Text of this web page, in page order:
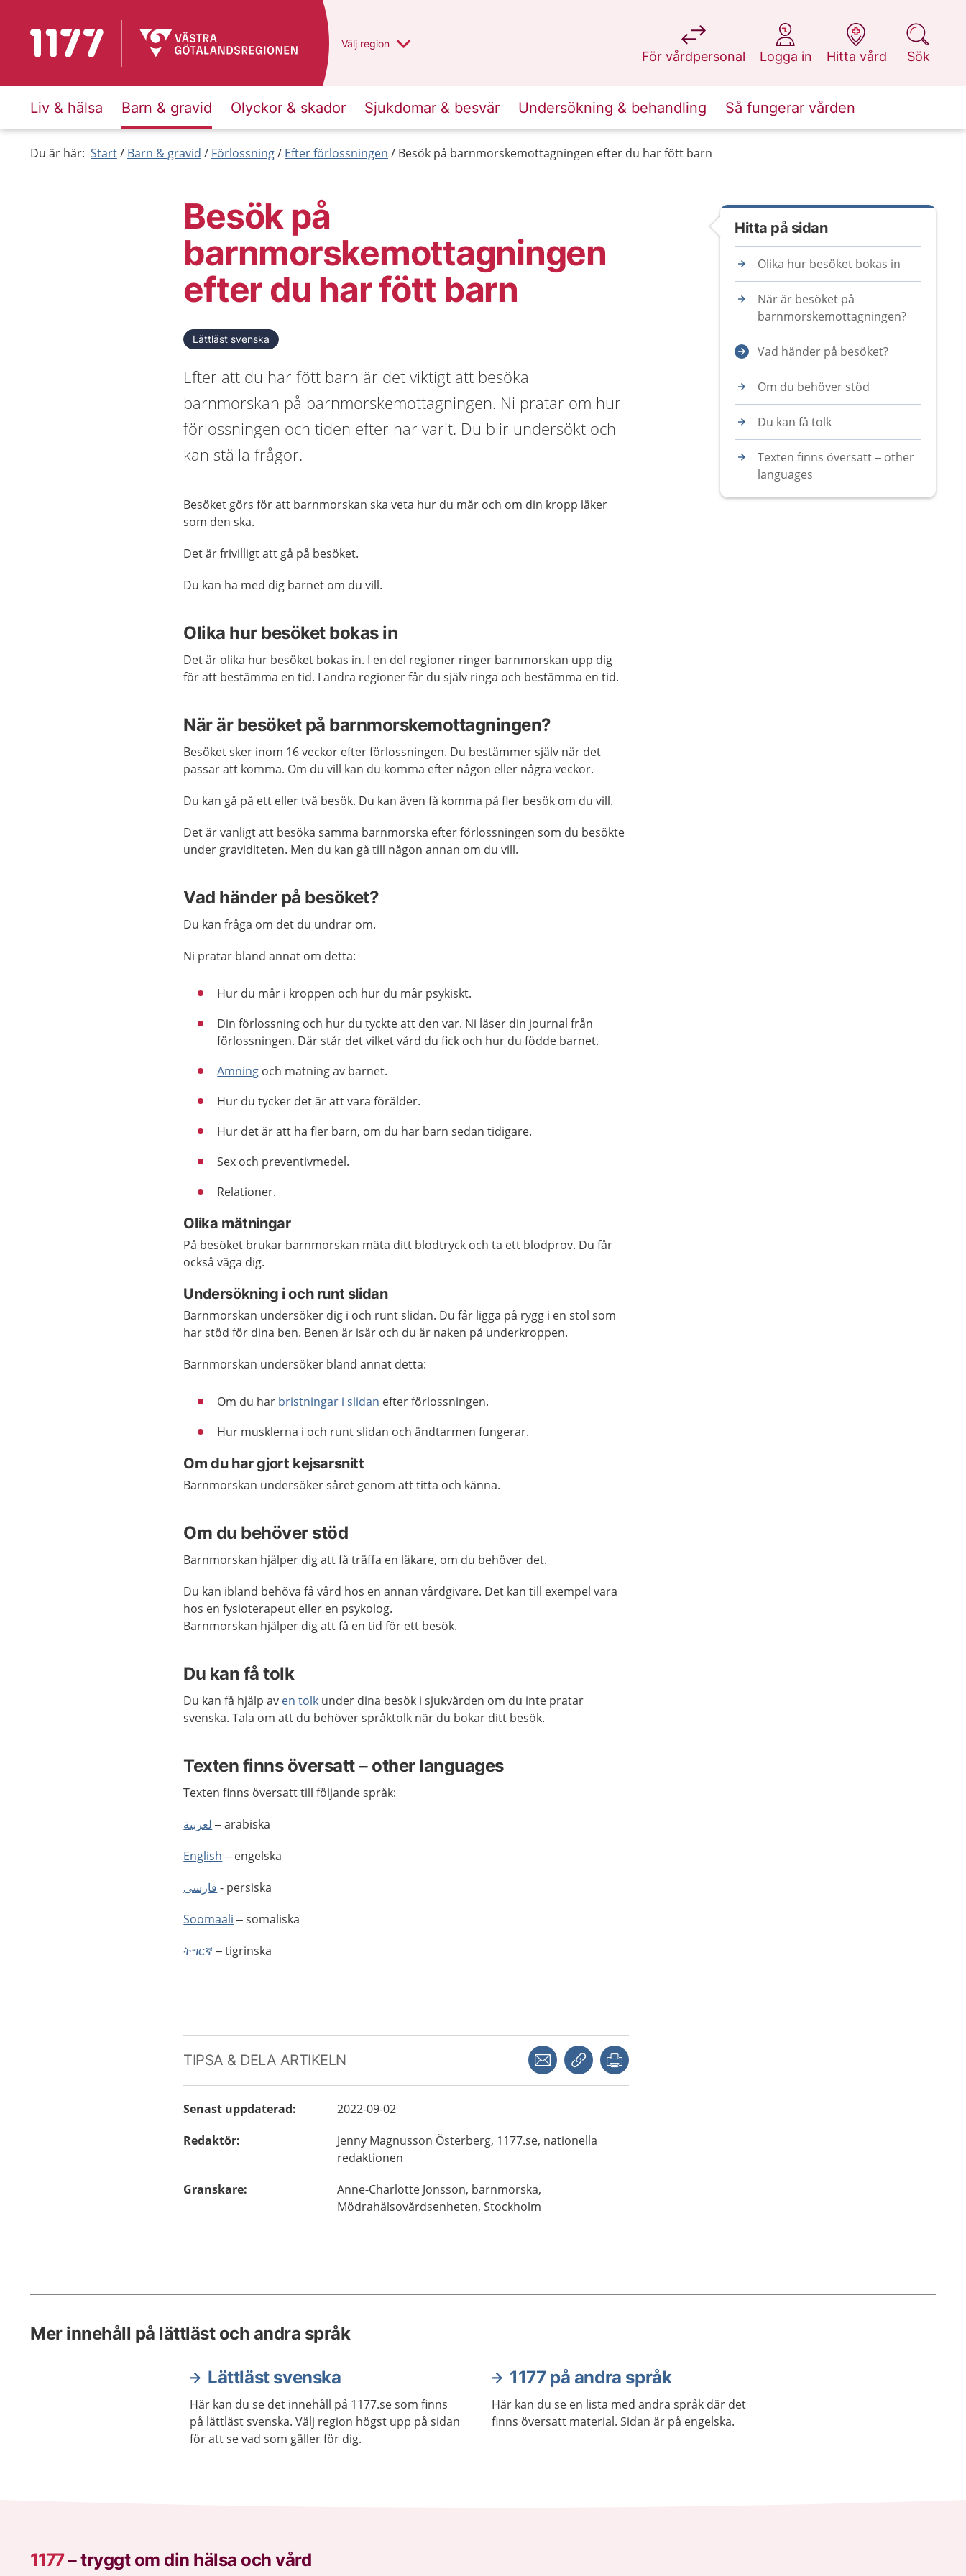
Till startsidan för 1177 Du har valt region
Välj en annan
region
För vårdpersonal
på 1177.se
Logga in
på 1177.se
Hitta vård
på 1177.se
Sök
på 1177.se
Liv & hälsa Barn & gravid Olyckor & skador Sjukdomar & besvär Undersökning & behandling Så fungerar vården
Du är här: Start Barn & gravid Förlossning Efter förlossningen Besök på barnmorskemottagningen efter du har fött barn
Besök på
barnmorskemottagningen
efter du har fött barn
Lättläst svenska
Efter att du har fött barn är det viktigt att besöka
barnmorskan på barnmorskemottagningen. Ni pratar om hur
förlossningen och tiden efter har varit. Du blir undersökt och
kan ställa frågor.
Besöket görs för att barnmorskan ska veta hur du mår och om din kropp läker
som den ska.
Det är frivilligt att gå på besöket.
Du kan ha med dig barnet om du vill.
Olika hur besöket bokas in
Det är olika hur besöket bokas in. I en del regioner ringer barnmorskan upp dig
för att bestämma en tid. I andra regioner får du själv ringa och bestämma en tid.
När är besöket på barnmorskemottagningen?
Besöket sker inom 16 veckor efter förlossningen. Du bestämmer själv när det
passar att komma. Om du vill kan du komma efter någon eller några veckor.
Du kan gå på ett eller två besök. Du kan även få komma på fler besök om du vill.
Det är vanligt att besöka samma barnmorska efter förlossningen som du besökte
under graviditeten. Men du kan gå till någon annan om du vill.
Vad händer på besöket?
Du kan fråga om det du undrar om.
Ni pratar bland annat om detta:
Hur du mår i kroppen och hur du mår psykiskt.
Din förlossning och hur du tyckte att den var. Ni läser din journal från
förlossningen. Där står det vilket vård du fick och hur du födde barnet.
Amning och matning av barnet.
Hur du tycker det är att vara förälder.
Hur det är att ha fler barn, om du har barn sedan tidigare.
Sex och preventivmedel.
Relationer.
Olika mätningar
På besöket brukar barnmorskan mäta ditt blodtryck och ta ett blodprov. Du får
också väga dig.
Undersökning i och runt slidan
Barnmorskan undersöker dig i och runt slidan. Du får ligga på rygg i en stol som
har stöd för dina ben. Benen är isär och du är naken på underkroppen.
Barnmorskan undersöker bland annat detta:
Om du har bristningar i slidan efter förlossningen.
Hur musklerna i och runt slidan och ändtarmen fungerar.
Om du har gjort kejsarsnitt
Barnmorskan undersöker såret genom att titta och känna.
Om du behöver stöd
Barnmorskan hjälper dig att få träffa en läkare, om du behöver det.
Du kan ibland behöva få vård hos en annan vårdgivare. Det kan till exempel vara
hos en fysioterapeut eller en psykolog.
Barnmorskan hjälper dig att få en tid för ett besök.
Du kan få tolk
Du kan få hjälp av en tolk under dina besök i sjukvården om du inte pratar
svenska. Tala om att du behöver språktolk när du bokar ditt besök.
Texten finns översatt – other languages
Texten finns översatt till följande språk:
لعربية – arabiska
English – engelska
فارسى - persiska
Soomaali – somaliska
ትግርኛ– tigrinska
TIPSA & DELA ARTIKELN Dela via mejlKopiera länk
Senast uppdaterad:
2022-09-02
Redaktör: Jenny Magnusson Österberg, 1177.se, nationella
redaktionen
Granskare: Anne-Charlotte Jonsson, barnmorska,
Mödrahälsovårdsenheten, Stockholm
Hitta på sidan
Olika hur besöket bokas in
När är besöket på
barnmorskemottagningen?
Vad händer på besöket?
Om du behöver stöd
Du kan få tolk
Texten finns översatt – other
languages
Mer innehåll på lättläst och andra språk
Lättläst svenska
Här kan du se det innehåll på 1177.se som finns
på lättläst svenska. Välj region högst upp på sidan
för att se vad som gäller för dig.
1177 på andra språk
Här kan du se en lista med andra språk där det
finns översatt material. Sidan är på engelska.
1177–tryggt om din hälsa och vård